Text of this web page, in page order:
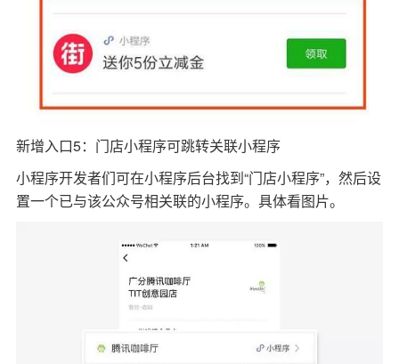
新增入口5：门店小程序可跳转关联小程序
小程序开发者们可在小程序后台找到“门店小程序”，然后设
置一个已与该公众号相关联的小程序。具体看图片。